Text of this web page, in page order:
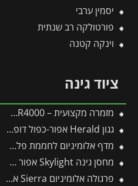
יסמין ערבי
פורטולקה רב שנתית
וינקה קטנה
ציוד גינה
מזמרה מקצועית – WOLF by-pass RR4000
גגון Herald אפור-כפול דופן 1.4X4.5 מבית פלרם – Canopia
מדף אלומיניום לחממת פלרם – Canopia
מחסן גינה Skylight אפור 1.2X1.8 מבית פלרם – קנופיה
פרגולה אלומיניום Sierra אפורה 3X7.4 מבית פלרם – Canopia